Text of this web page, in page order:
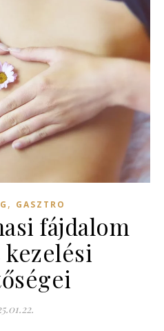
, GASZTRO
fájdalom
kezelési